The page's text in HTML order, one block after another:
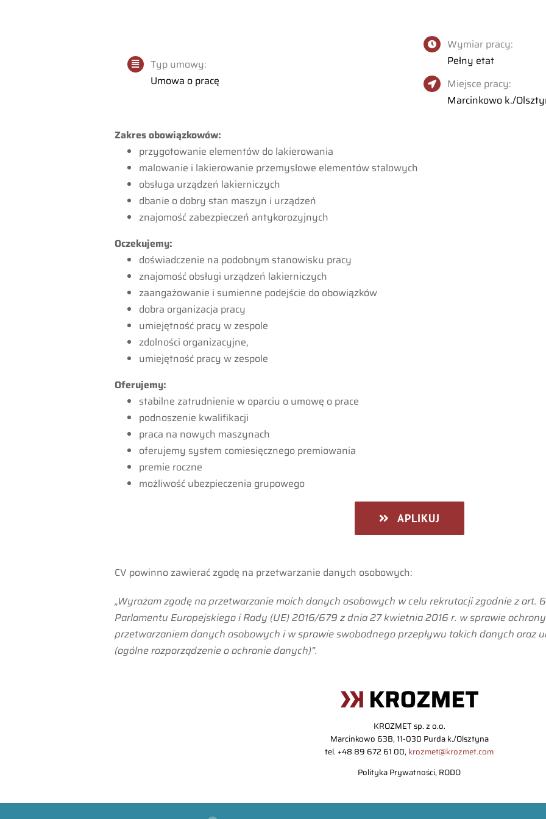
Typ umowy:
Umowa o pracę
Wymiar pracy:
Pełny etat
Miejsce pracy:
Marcinkowo k./
Zakres obowiązkowów:
przygotowanie elementów do lakierowania
malowanie i lakierowanie przemysłowe elementów stalowych
obsługa urządzeń lakierniczych
dbanie o dobry stan maszyn i urządzeń
znajomość zabezpieczeń antykorozyjnych
Oczekujemy:
doświadczenie na podobnym stanowisku pracy
znajomość obsługi urządzeń lakierniczych
zaangażowanie i sumienne podejście do obowiązków
dobra organizacja pracy
umiejętność pracy w zespole
zdolności organizacyjne,
umiejętność pracy w zespole
Oferujemy:
stabilne zatrudnienie w oparciu o umowę o prace
podnoszenie kwalifikacji
praca na nowych maszynach
oferujemy system comiesięcznego premiowania
premie roczne
możliwość ubezpieczenia grupowego
APLIKUJ
CV powinno zawierać zgodę na przetwarzanie danych osobowych:
„Wyrażam zgodę na przetwarzanie moich danych osobowych w celu rekrutacji zgodnie z art.
Parlamentu Europejskiego i Rady (UE) 2016/679 z dnia 27 kwietnia 2016 r. w sprawie
przetwarzaniem danych osobowych i w sprawie swobodnego przepływu takich danych
(ogólne rozporządzenie o ochronie danych)”.
KROZMET sp. z o.o.
Marcinkowo 63B, 11-030 Purda k./Olsztyna
tel. +48 89 672 61 00, krozmet@krozmet.com
Polityka Prywatności, RODO